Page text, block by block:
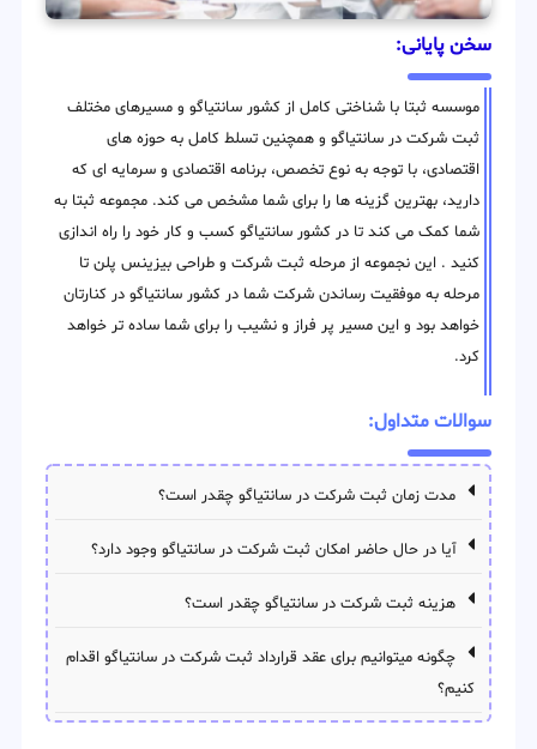
سخن پایانی:
موسسه ثبتا با شناختی کامل از کشور سانتیاگو و مسیرهای مختلف
ثبت شرکت در سانتیاگو و همچنین تسلط کامل به حوزه های
اقتصادی، با توجه به نوع تخصص، برنامه اقتصادی و سرمایه ای که
دارید، بهترین گزینه ها را برای شما مشخص می کند. مجموعه ثبتا به
شما کمک می کند تا در کشور سانتیاگو کسب و کار خود را راه اندازی
کنید . این نجموعه از مرحله ثبت شرکت و طراحی بیزینس پلن تا
مرحله به موفقیت رساندن شرکت شما در کشور سانتیاگو در کنارتان
خواهد بود و این مسیر پر فراز و نشیب را برای شما ساده تر خواهد
کرد.
سوالات متداول:
مدت زمان ثبت شرکت در سانتیاگو چقدر است؟
آیا در حال حاضر امکان ثبت شرکت در سانتیاگو وجود دارد؟
هزینه ثبت شرکت در سانتیاگو چقدر است؟
چگونه میتوانیم برای عقد قرارداد ثبت شرکت در سانتیاگو اقدام
کنیم؟